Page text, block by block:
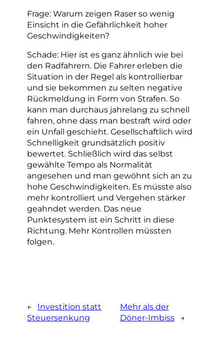
Frage: Warum zeigen Raser so wenig
Einsicht in die Gefährlichkeit hoher
Geschwindigkeiten?
Schade: Hier ist es ganz ähnlich wie bei
den Radfahrern. Die Fahrer erleben die
Situation in der Regel als kontrollierbar
und sie bekommen zu selten negative
Rückmeldung in Form von Strafen. So
kann man durchaus jahrelang zu schnell
fahren, ohne dass man bestraft wird oder
ein Unfall geschieht. Gesellschaftlich wird
Schnelligkeit grundsätzlich positiv
bewertet. Schließlich wird das selbst
gewählte Tempo als Normalität
angesehen und man gewöhnt sich an zu
hohe Geschwindigkeiten. Es müsste also
mehr kontrolliert und Vergehen stärker
geahndet werden. Das neue
Punktesystem ist ein Schritt in diese
Richtung. Mehr Kontrollen müssten
folgen.
←
Investition statt
Steuersenkung
Mehr als der
Döner-Imbiss
→